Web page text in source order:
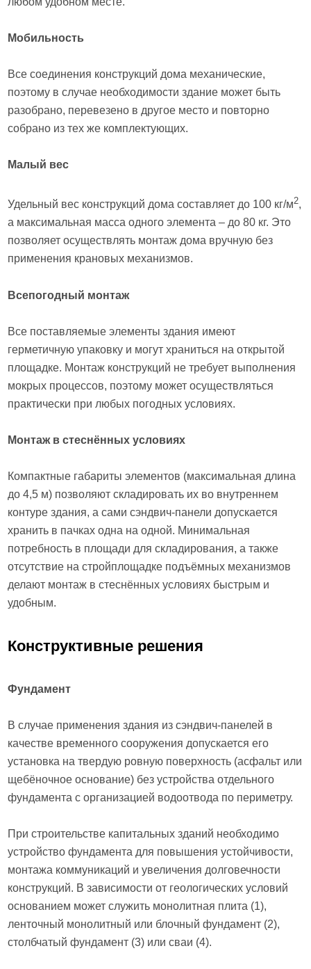
Мобильность
Все соединения конструкций дома механические,
поэтому в случае необходимости здание может быть
разобрано, перевезено в другое место и повторно
собрано из тех же комплектующих.
Малый вес
Удельный вес конструкций дома составляет до 100 кг/м2,
а максимальная масса одного элемента – до 80 кг. Это
позволяет осуществлять монтаж дома вручную без
применения крановых механизмов.
Всепогодный монтаж
Все поставляемые элементы здания имеют
герметичную упаковку и могут храниться на открытой
площадке. Монтаж конструкций не требует выполнения
мокрых процессов, поэтому может осуществляться
практически при любых погодных условиях.
Монтаж в стеснённых условиях
Компактные габариты элементов (максимальная длина
до 4,5 м) позволяют складировать их во внутреннем
контуре здания, а сами сэндвич-панели допускается
хранить в пачках одна на одной. Минимальная
потребность в площади для складирования, а также
отсутствие на стройплощадке подъёмных механизмов
делают монтаж в стеснённых условиях быстрым и
удобным.
Конструктивные решения
Фундамент
В случае применения здания из сэндвич-панелей в
качестве временного сооружения допускается его
установка на твердую ровную поверхность (асфальт или
щебёночное основание) без устройства отдельного
фундамента с организацией водоотвода по периметру.
При строительстве капитальных зданий необходимо
устройство фундамента для повышения устойчивости,
монтажа коммуникаций и увеличения долговечности
конструкций. В зависимости от геологических условий
основанием может служить монолитная плита (1),
ленточный монолитный или блочный фундамент (2),
столбчатый фундамент (3) или сваи (4).